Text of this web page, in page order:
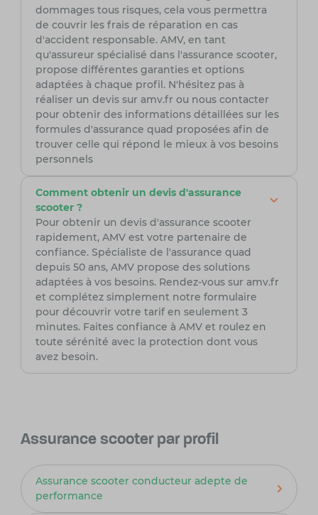
dommages tous risques, cela vous permettra
de couvrir les frais de réparation en cas
d'accident responsable. AMV, en tant
qu'assureur spécialisé dans l'assurance scooter,
propose différentes garanties et options
adaptées à chaque profil. N'hésitez pas à
réaliser un devis sur amv.fr ou nous contacter
pour obtenir des informations détaillées sur les
formules d'assurance quad proposées afin de
trouver celle qui répond le mieux à vos besoins
personnels
Comment obtenir un devis d'assurance
scooter ?
Pour obtenir un devis d'assurance scooter
rapidement, AMV est votre partenaire de
confiance. Spécialiste de l'assurance quad
depuis 50 ans, AMV propose des solutions
adaptées à vos besoins. Rendez-vous sur amv.fr
et complétez simplement notre formulaire
pour découvrir votre tarif en seulement 3
minutes. Faites confiance à AMV et roulez en
toute sérénité avec la protection dont vous
avez besoin.
Assurance scooter par profil
Assurance scooter conducteur adepte de
performance